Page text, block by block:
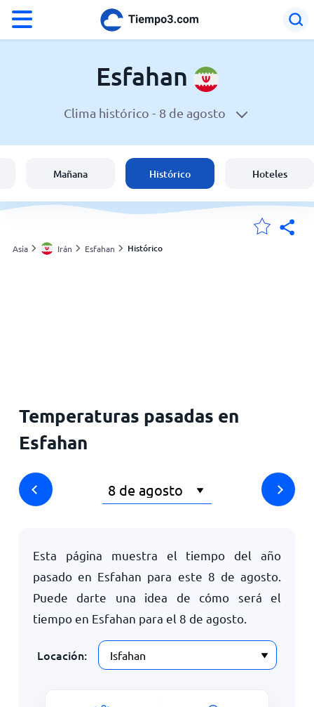
El clima en Esfahan
España
Argentina
Esfahan
Clima histórico - 8 de agosto
Mañana Histórico Hoteles
Asia Irán Esfahan Histórico
Temperaturas pasadas en
Esfahan
Esta página muestra el tiempo del año
pasado en Esfahan para este 8 de agosto
Puede darte una idea de cómo será el
tiempo en Esfahan para el 8 de agosto.
Locación: